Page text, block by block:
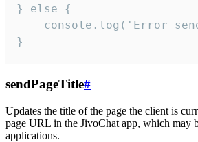
} else {
console.log('Error
}
sendPageTitle#
Updates the title of the page the client is
page URL in the JivoChat app, which may
applications.